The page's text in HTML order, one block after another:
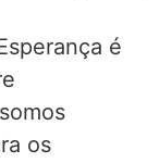
é
os